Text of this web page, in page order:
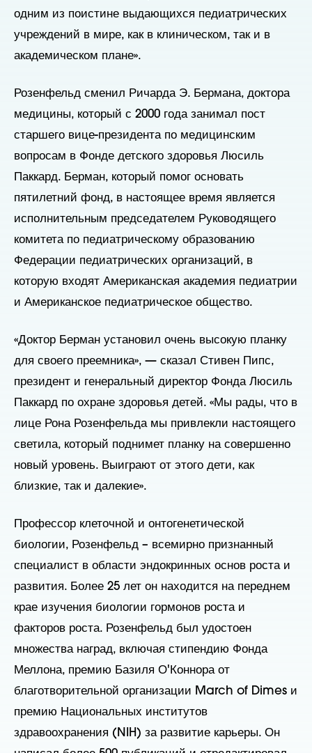
одним из поистине выдающихся педиатрических
учреждений в мире, как в клиническом, так и в
академическом плане».
Розенфельд сменил Ричарда Э. Бермана, доктора
медицины, который с 2000 года занимал пост
старшего вице-президента по медицинским
вопросам в Фонде детского здоровья Люсиль
Паккард. Берман, который помог основать
пятилетний фонд, в настоящее время является
исполнительным председателем Руководящего
комитета по педиатрическому образованию
Федерации педиатрических организаций, в
которую входят Американская академия педиатрии
и Американское педиатрическое общество.
«Доктор Берман установил очень высокую планку
для своего преемника», — сказал Стивен Пипс,
президент и генеральный директор Фонда Люсиль
Паккард по охране здоровья детей. «Мы рады, что в
лице Рона Розенфельда мы привлекли настоящего
светила, который поднимет планку на совершенно
новый уровень. Выиграют от этого дети, как
близкие, так и далекие».
Профессор клеточной и онтогенетической
биологии, Розенфельд – всемирно признанный
специалист в области эндокринных основ роста и
развития. Более 25 лет он находится на переднем
крае изучения биологии гормонов роста и
факторов роста. Розенфельд был удостоен
множества наград, включая стипендию Фонда
Меллона, премию Базиля О'Коннора от
благотворительной организации March of Dimes и
премию Национальных институтов
здравоохранения (NIH) за развитие карьеры. Он